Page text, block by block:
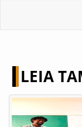
LEIA